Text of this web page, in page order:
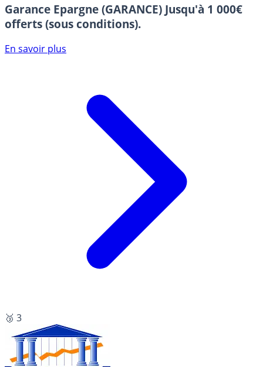
Garance Epargne (GARANCE) Jusqu'à 1 000€
offerts (sous conditions).
En savoir plus
🥉 3